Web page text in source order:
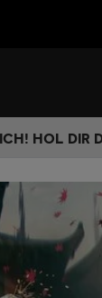
HOL DIR